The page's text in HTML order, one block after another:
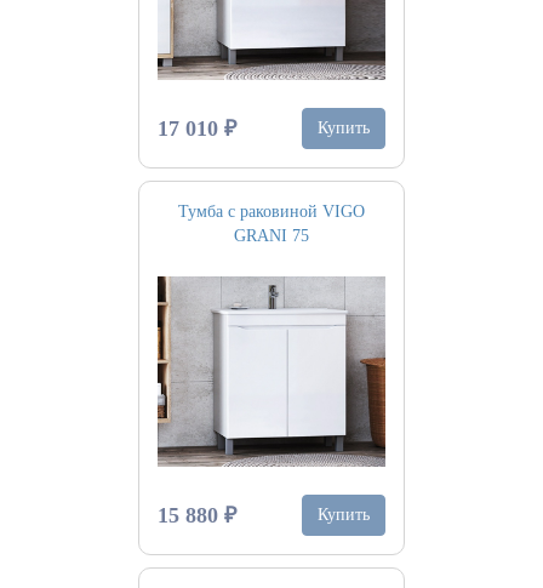
17 010 ₽ Купить
Тумба с раковиной VIGO
GRANI 75
15 880 ₽ Купить